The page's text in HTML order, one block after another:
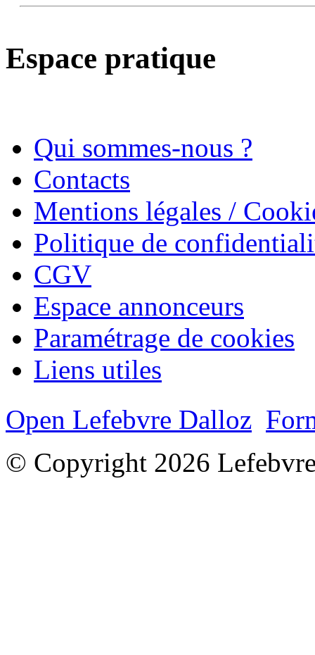
Espace pratique
Qui sommes-nous ?
Contacts
Mentions légales /
Politique de
CGV
Espace annonceurs
Paramétrage de cookies
Liens utiles
Open Lefebvre Dalloz
© Copyright 2026